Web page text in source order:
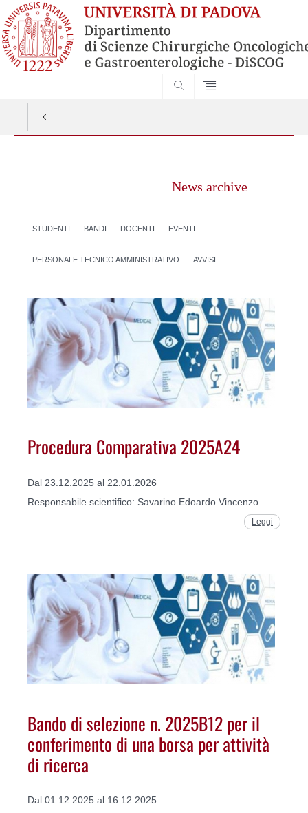
News archive
STUDENTI BANDI DOCENTI EVENTI
PERSONALE TECNICO AMMINISTRATIVO AVVISI
Procedura Comparativa 2025A24
Dal 23.12.2025 al 22.01.2026
Responsabile scientifico: Savarino Edoardo Vincenzo
Leggi
Bando di selezione n. 2025B12 per il
conferimento di una borsa per attività
di ricerca
Dal 01.12.2025 al 16.12.2025